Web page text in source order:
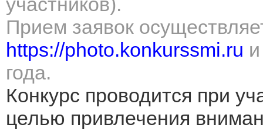
Прием заявок
https://photo.konkurssmi.ru
года.
Конкурс проводится при
целью привлечения